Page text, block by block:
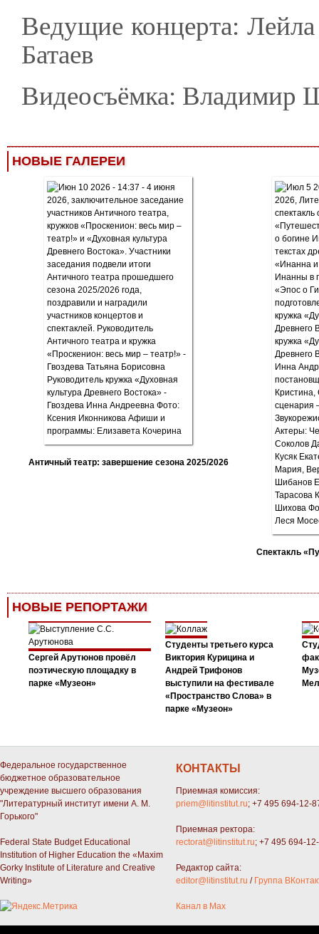
Ведущие концерта:
Батаев
Видеосъёмка: Владимир
НОВЫЕ ГАЛЕРЕИ
Античный театр: завершение сезона 2025/2026
Спектакль
НОВЫЕ РЕПОРТАЖИ
Сергей Арутюнов провёл
поэтическую площадку в
парке «Музеон»
Студенты третьего курса
Виктория Курицина и
Андрей Трифонов
выступили на фестивале
«Пространство Слова» в
парке «Музеон»
Федеральное государственное
бюджетное образовательное
учреждение высшего образования
"Литературный институт имени А. М.
Горького"
Federal State Budget Educational
Institution of Higher Education the «Maxim
Gorky Institute of Literature and Creative
Writing»
КОНТАКТЫ
Приемная комиссия:
priem@litinstitut.ru; +7 495 694-12-
Приемная ректора:
rectorat@litinstitut.ru; +7 495 694-
Редактор сайта:
editor@litinstitut.ru / Группа
Канал в Max